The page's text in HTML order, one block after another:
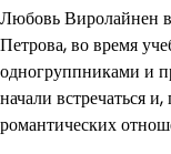
Любовь Виролайнен
Петрова, во время
одногруппниками и
начали встречаться
романтических